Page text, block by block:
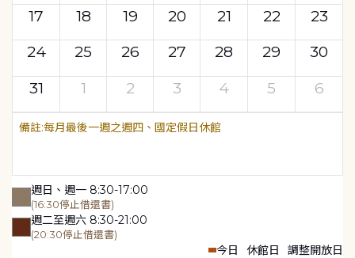
17
18 19 20 21 22
23
24
25 26 27 28 29
30
31
1 2 3 4 5 6
每月最後一週之週四、國定假日休館
週日、週一 8:30-17:00
(16:30停止借還書)
週二至週六 8:30-21:00
(20:30停止借還書)
今日 休館日 調整開放日